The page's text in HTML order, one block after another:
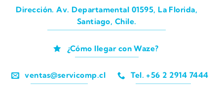
Dirección. Av. Departamental 01595, La Florida,
Santiago, Chile.
¿Cómo llegar con Waze?
ventas@servicomp.cl Tel. +56 2 2914 7444